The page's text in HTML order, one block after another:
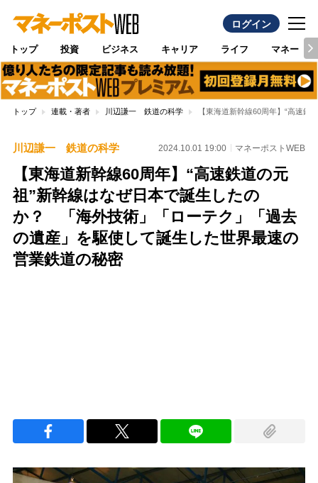
ログイン
トップ 投資 ビジネス キャリア ライフ マネー
トップ 連載・著者 川辺謙一 鉄道の科学 【東海道新幹線60周年】“高速
川辺謙一 鉄道の科学 2024.10.01 19:00 マネーポストWEB
【東海道新幹線60周年】“高速鉄道の元
祖”新幹線はなぜ日本で誕生したの
か？ 「海外技術」「ローテク」「過去
の遺産」を駆使して誕生した世界最速の
営業鉄道の秘密